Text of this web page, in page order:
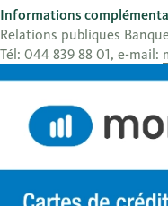
Informations
Relations publiques
Tél: 044 839 88 01, e-mail: